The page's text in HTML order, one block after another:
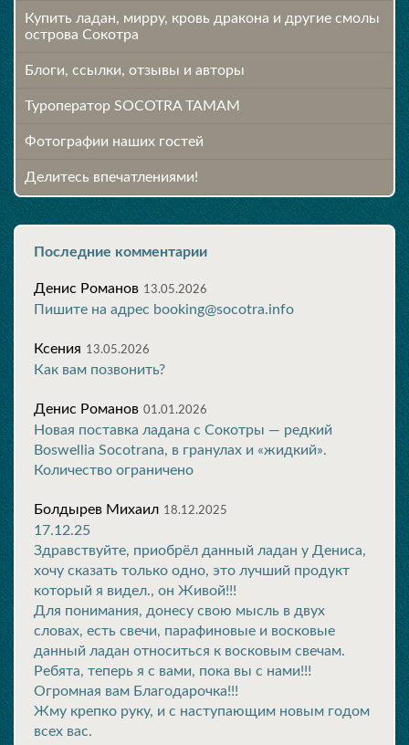
Купить ладан, мирру, кровь дракона и другие смолы
острова Сокотра
Блоги, ссылки, отзывы и авторы
Туроператор SOCOTRA TAMAM
Фотографии наших гостей
Делитесь впечатлениями!
Последние комментарии
Денис Романов 13.05.2026
Пишите на адрес booking@socotra.info
Ксения 13.05.2026
Как вам позвонить?
Денис Романов 01.01.2026
Новая поставка ладана с Сокотры — редкий
Boswellia Socotrana, в гранулах и «жидкий».
Количество ограничено
Болдырев Михаил 18.12.2025
17.12.25
Здравствуйте, приобрёл данный ладан у Дениса,
хочу сказать только одно, это лучший продукт
который я видел., он Живой!!!
Для понимания, донесу свою мысль в двух
словах, есть свечи, парафиновые и восковые
данный ладан относиться к восковым свечам.
Ребята, теперь я с вами, пока вы с нами!!!
Огромная вам Благодарочка!!!
Жму крепко руку, и с наступающим новым годом
всех вас.